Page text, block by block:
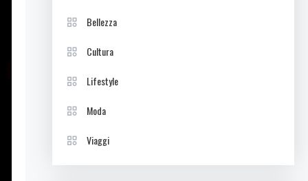
Bellezza
Cultura
Lifestyle
Moda
Viaggi